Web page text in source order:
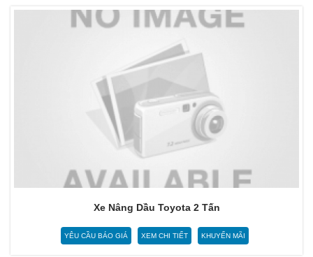
Xe Nâng Dầu Toyota 2 Tấn
YÊU CẦU BÁO GIÁ XEM CHI TIẾT KHUYẾN MÃI